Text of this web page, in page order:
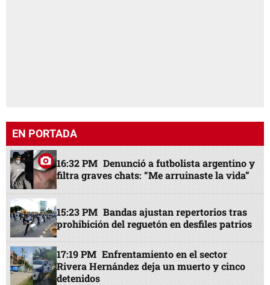
EN PORTADA
16:32 PM Denunció a futbolista argentino y
filtra graves chats: “Me arruinaste la vida”
15:23 PM Bandas ajustan repertorios tras
prohibición del reguetón en desfiles patrios
17:19 PM Enfrentamiento en el sector
Rivera Hernández deja un muerto y cinco
detenidos